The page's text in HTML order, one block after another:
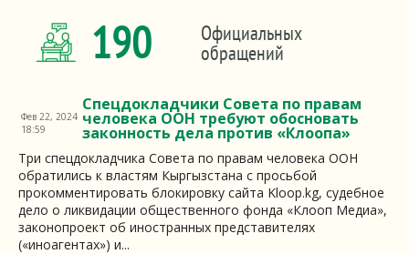
190 Официальных
обращений
Спецдокладчики Совета по правам
человека ООН требуют обосновать
законность дела против «Клоопа»
Фев 22, 2024
18:59
Три спецдокладчика Совета по правам человека ООН
обратились к властям Кыргызстана с просьбой
прокомментировать блокировку сайта Kloop.kg, судебное
дело о ликвидации общественного фонда «Клооп Медиа»,
законопроект об иностранных представителях
(«иноагентах») и...